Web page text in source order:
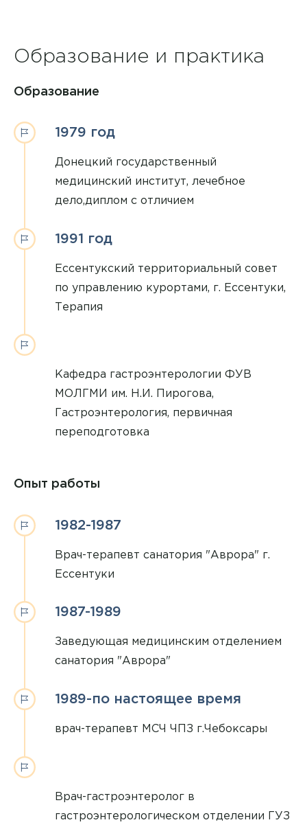
Образование и практика
Образование
1979 год
Донецкий государственный
медицинский институт, лечебное
дело,диплом с отличием
1991 год
Ессентукский территориальный совет
по управлению курортами, г. Ессентуки,
Терапия
Кафедра гастроэнтерологии ФУВ
МОЛГМИ им. Н.И. Пирогова,
Гастроэнтерология, первичная
переподготовка
Опыт работы
1982-1987
Врач-терапевт санатория "Аврора" г.
Ессентуки
1987-1989
Заведующая медицинским отделением
санатория "Аврора"
1989-по настоящее время
врач-терапевт МСЧ ЧПЗ г.Чебоксары
Врач-гастроэнтеролог в
гастроэнтерологическом отделении ГУЗ